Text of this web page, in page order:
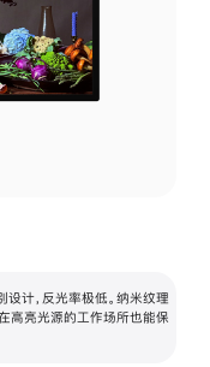
计，反光率极低。纳米纹理
高亮光源的工作场所也能保